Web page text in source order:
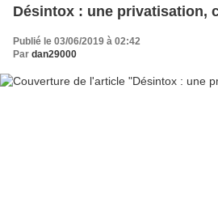
Désintox : une privatisation,
Publié le 03/06/2019 à 02:42
Par dan29000